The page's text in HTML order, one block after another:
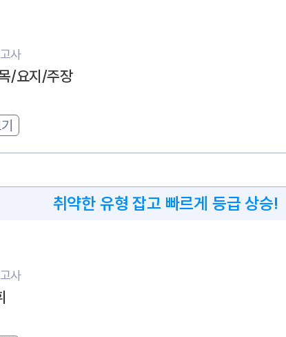
사
/요지/주장
취약한 유형 잡고 빠르게 등급 상승!
사